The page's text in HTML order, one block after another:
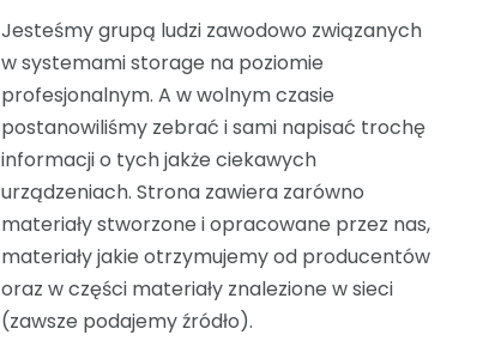
Jesteśmy grupą ludzi zawodowo związanych
w systemami storage na poziomie
profesjonalnym. A w wolnym czasie
postanowiliśmy zebrać i sami napisać trochę
informacji o tych jakże ciekawych
urządzeniach. Strona zawiera zarówno
materiały stworzone i opracowane przez nas,
materiały jakie otrzymujemy od producentów
oraz w części materiały znalezione w sieci
(zawsze podajemy źródło).